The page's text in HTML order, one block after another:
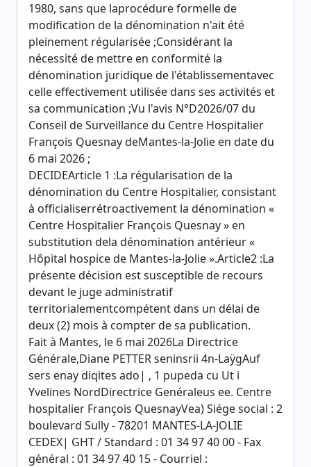
1980, sans que laprocédure formelle de
modification de la dénomination n'ait été
pleinement régularisée ;Considérant la
nécessité de mettre en conformité la
dénomination juridique de l'établissementavec
celle effectivement utilisée dans ses activités et
sa communication ;Vu l'avis N°D2026/07 du
Conseil de Surveillance du Centre Hospitalier
François Quesnay deMantes-la-Jolie en date du
6 mai 2026 ;
DECIDEArticle 1 :La régularisation de la
dénomination du Centre Hospitalier, consistant
à officialiserrétroactivement la dénomination «
Centre Hospitalier François Quesnay » en
substitution dela dénomination antérieur «
Hôpital hospice de Mantes-la-Jolie ».Article2 :La
présente décision est susceptible de recours
devant le juge administratif
territorialementcompétent dans un délai de
deux (2) mois à compter de sa publication.
Fait à Mantes, le 6 mai 2026La Directrice
Générale,Diane PETTER seninsrii 4n-LaÿgAuf
sers enay diqites ado| , 1 pupeda cu Ut i
Yvelines NordDirectrice Genéraleus ee. Centre
hospitalier François QuesnayVea) Siége social : 2
boulevard Sully - 78201 MANTES-LA-JOLIE
CEDEX| GHT / Standard : 01 34 97 40 00 - Fax
général : 01 34 97 40 15 - Courriel :